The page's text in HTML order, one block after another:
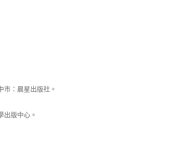
：晨星出版社。
出版中心。